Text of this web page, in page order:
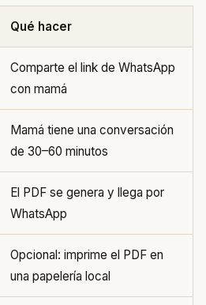
Qué hacer
Comparte el link de WhatsApp
con mamá
Mamá tiene una conversación
de 30–60 minutos
El PDF se genera y llega por
WhatsApp
Opcional: imprime el PDF en
una papelería local